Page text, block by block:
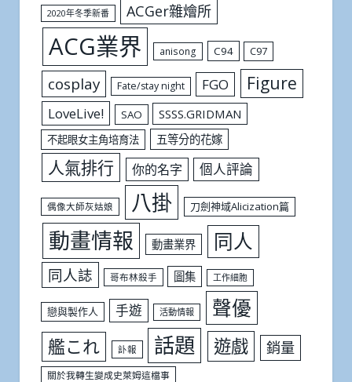
2020年冬季新番 ACGer雜燴所
ACG業界 anisong C94 C97
cosplay Fate/stay night FGO Figure
LoveLive! SAO SSSS.GRIDMAN
不起眼女主角培育法 五等分的花嫁
人氣排行 你的名字 個人評論
偶像大師灰姑娘 八掛 刀劍神域Alicization篇
動畫情報 動畫業界 同人
同人誌 哥布林殺手 圖集 工作細胞
戀與製作人 手遊 活動情報 聲優
艦これ 訃報 話題 遊戲 銷量
關於我轉生變成史萊姆這檔事